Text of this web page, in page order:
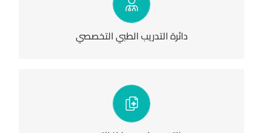
دائرة التدريب الطبي التخصصي
تفاصيل